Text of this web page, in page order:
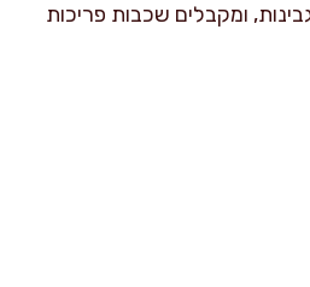
ומקבלים שכבות פריכות